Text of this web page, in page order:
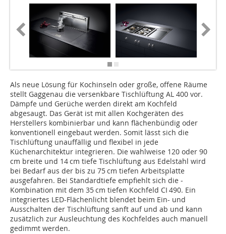
Als neue Lösung für Kochinseln oder große, offene Räume
stellt Gaggenau die versenkbare Tischlüftung AL 400 vor.
Dämpfe und ­Gerüche werden direkt am Kochfeld
abgesaugt. Das Gerät ist mit ­allen Kochgeräten des
Herstellers kombinierbar und kann flächenbündig oder
konventionell eingebaut werden. Somit lässt sich die
Tischlüftung unauffällig und flexibel in jede
Küchenarchitektur integrieren. Die wahlweise 120 oder 90
cm breite und 14 cm tiefe Tisch­lüftung aus Edelstahl wird
bei Bedarf aus der bis zu 75 cm tiefen ­Arbeitsplatte
ausgefahren. Bei Standardtiefe empfiehlt sich die ­
Kombination mit dem 35 cm tiefen Kochfeld CI 490. Ein
integriertes LED-Flächenlicht blendet beim Ein- und
Ausschalten der Tischlüftung sanft auf und ab und kann
zusätzlich zur Ausleuchtung des Kochfeldes auch manuell
gedimmt werden.